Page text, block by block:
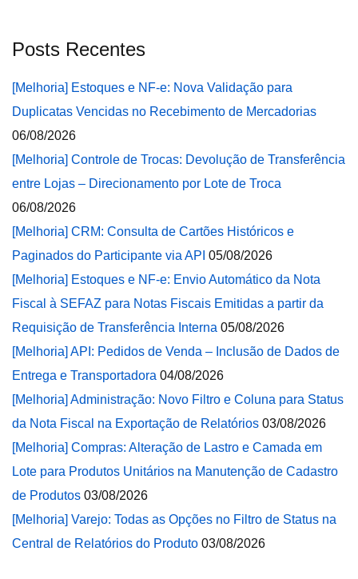
Posts Recentes
[Melhoria] Estoques e NF-e: Nova Validação para
Duplicatas Vencidas no Recebimento de Mercadorias
06/08/2026
[Melhoria] Controle de Trocas: Devolução de Transferência
entre Lojas – Direcionamento por Lote de Troca
06/08/2026
[Melhoria] CRM: Consulta de Cartões Históricos e
Paginados do Participante via API 05/08/2026
[Melhoria] Estoques e NF-e: Envio Automático da Nota
Fiscal à SEFAZ para Notas Fiscais Emitidas a partir da
Requisição de Transferência Interna 05/08/2026
[Melhoria] API: Pedidos de Venda – Inclusão de Dados de
Entrega e Transportadora 04/08/2026
[Melhoria] Administração: Novo Filtro e Coluna para Status
da Nota Fiscal na Exportação de Relatórios 03/08/2026
[Melhoria] Compras: Alteração de Lastro e Camada em
Lote para Produtos Unitários na Manutenção de Cadastro
de Produtos 03/08/2026
[Melhoria] Varejo: Todas as Opções no Filtro de Status na
Central de Relatórios do Produto 03/08/2026